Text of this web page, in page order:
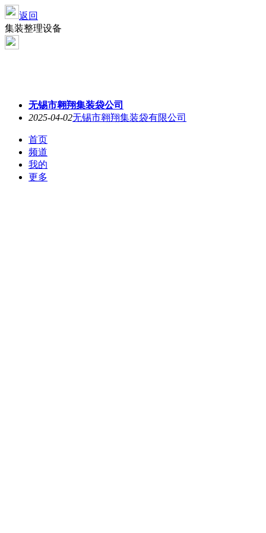
返回
集装整理设备
无锡市翱翔集装袋公司
2025-04-02无锡市翱翔集装袋有限公司
首页
频道
我的
更多